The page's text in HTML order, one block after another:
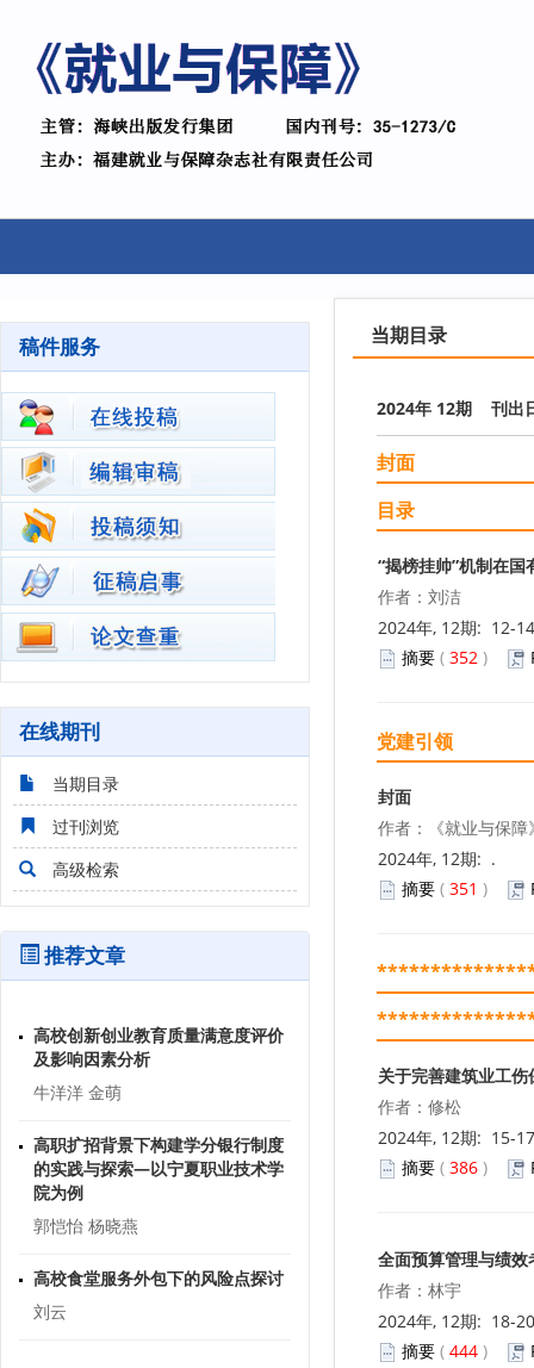
稿件服务
在线期刊
当期目录
过刊浏览
高级检索
推荐文章
及影响因素分析
牛洋洋 金萌
的实践与探索—以宁夏职业技术学
院为例
郭恺怡 杨晓燕
刘云
当期目录
2024年 12期 刊出
封面
目录
“揭榜挂帅”机制在
作者：刘洁
2024年, 12期: 12-
摘要 ( 352 )
党建引领
封面
作者：《就业与保
2024年, 12期: .
摘要 ( 351 )
关于完善建筑业工
作者：修松
2024年, 12期: 15-
摘要 ( 386 )
全面预算管理与绩
作者：林宇
2024年, 12期: 18-
摘要 ( 444 )